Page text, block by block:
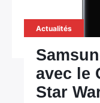
Actualités
avec le
Star